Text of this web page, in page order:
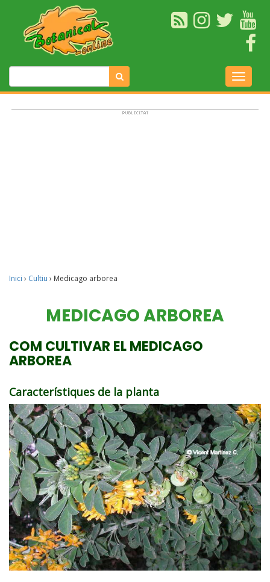
Inici › Cultiu › Medicago arborea
MEDICAGO ARBOREA
COM CULTIVAR EL MEDICAGO
ARBOREA
Característiques de la planta